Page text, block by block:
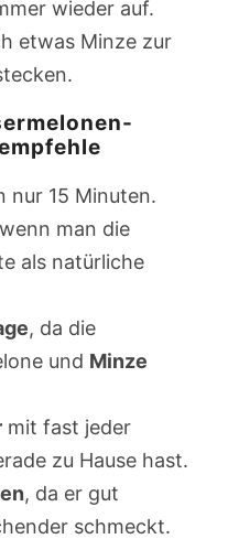
wieder auf.
etwas Minze zur
nur 15 Minuten.
man die
als natürliche
, da die
und Minze
mit fast jeder
zu Hause hast.
, da er gut
schmeckt.